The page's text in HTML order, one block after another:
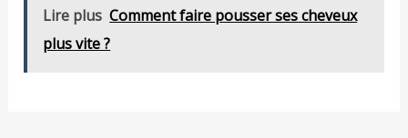
Lire plus Comment faire pousser ses cheveux
plus vite ?